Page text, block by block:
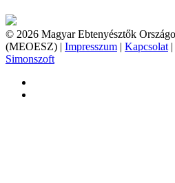
© 2026 Magyar Ebtenyésztők
(MEOESZ) | Impresszum | Kapcsolat
Simonszoft